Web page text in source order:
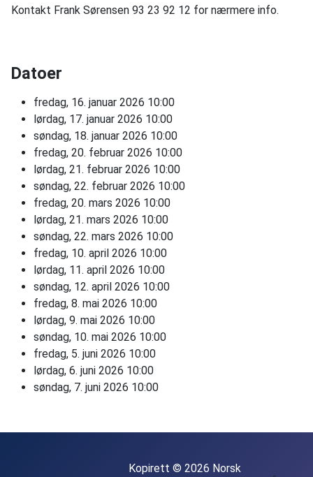
Kontakt Frank Sørensen 93 23 92 12 for nærmere info.
Datoer
fredag, 16. januar 2026 10:00
lørdag, 17. januar 2026 10:00
søndag, 18. januar 2026 10:00
fredag, 20. februar 2026 10:00
lørdag, 21. februar 2026 10:00
søndag, 22. februar 2026 10:00
fredag, 20. mars 2026 10:00
lørdag, 21. mars 2026 10:00
søndag, 22. mars 2026 10:00
fredag, 10. april 2026 10:00
lørdag, 11. april 2026 10:00
søndag, 12. april 2026 10:00
fredag, 8. mai 2026 10:00
lørdag, 9. mai 2026 10:00
søndag, 10. mai 2026 10:00
fredag, 5. juni 2026 10:00
lørdag, 6. juni 2026 10:00
søndag, 7. juni 2026 10:00
Kopirett © 2026 Norsk